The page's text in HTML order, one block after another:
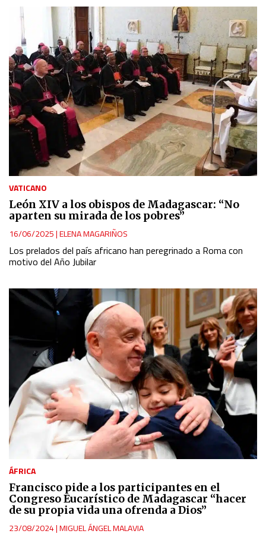
VATICANO
León XIV a los obispos de Madagascar: “No
aparten su mirada de los pobres”
16/06/2025|ELENA MAGARIÑOS
Los prelados del país africano han peregrinado a Roma con
motivo del Año Jubilar
ÁFRICA
Francisco pide a los participantes en el
Congreso Eucarístico de Madagascar “hacer
de su propia vida una ofrenda a Dios”
23/08/2024|MIGUEL ÁNGEL MALAVIA